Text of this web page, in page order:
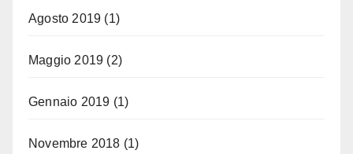
Agosto 2019 (1)
Maggio 2019 (2)
Gennaio 2019 (1)
Novembre 2018 (1)